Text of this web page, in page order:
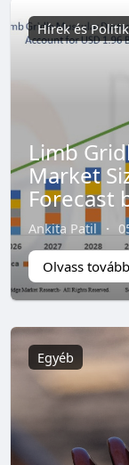
Hírek és
Limb
Market
Forecast
Ankita Patil ·
Olvass tovább
Egyéb